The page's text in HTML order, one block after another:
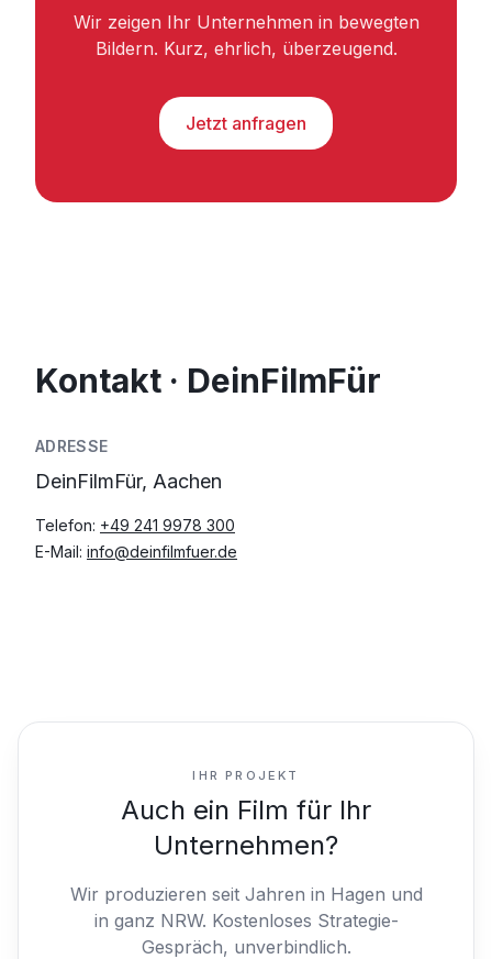
Wir zeigen Ihr Unternehmen in bewegten
Bildern. Kurz, ehrlich, überzeugend.
Jetzt anfragen
Kontakt · DeinFilmFür
ADRESSE
DeinFilmFür, Aachen
Telefon: +49 241 9978 300
E-Mail: info@deinfilmfuer.de
IHR PROJEKT
Auch ein Film für Ihr
Unternehmen?
Wir produzieren seit Jahren in Hagen und
in ganz NRW. Kostenloses Strategie-
Gespräch, unverbindlich.